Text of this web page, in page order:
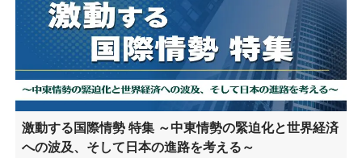
激動する国際情勢 特集 ～中東情勢の緊迫化と世界経済
への波及、そして日本の進路を考える～